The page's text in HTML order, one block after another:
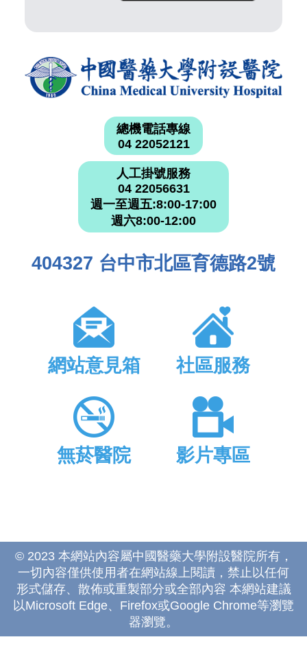
總機電話專線
04 22052121
人工掛號服務
04 22056631
週一至週五:8:00-17:00
週六8:00-12:00
404327 台中市北區育德路2號
網站意見箱 社區服務
無菸醫院 影片專區
© 2023 本網站內容屬中國醫藥大學附設醫院所有，
一切內容僅供使用者在網站線上閱讀，禁止以任何
形式儲存、散佈或重製部分或全部內容 本網站建議
以Microsoft Edge、Firefox或Google Chrome等瀏覽
器瀏覽。